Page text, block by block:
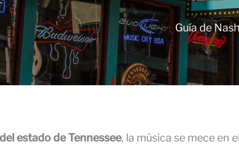
Guía de
estado de Tennessee, la música se mece en